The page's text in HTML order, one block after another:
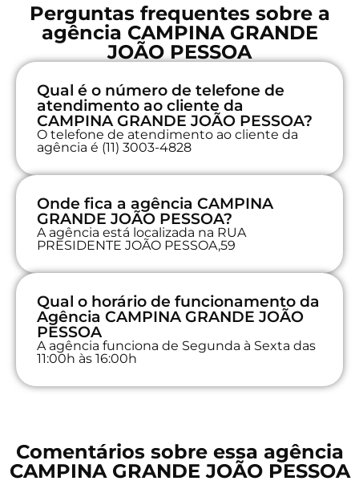
Perguntas frequentes sobre a
agência CAMPINA GRANDE
JOÃO PESSOA
Qual é o número de telefone de
atendimento ao cliente da
CAMPINA GRANDE JOÃO PESSOA?
O telefone de atendimento ao cliente da
agência é (11) 3003-4828
Onde fica a agência CAMPINA
GRANDE JOÃO PESSOA?
A agência está localizada na RUA
PRESIDENTE JOÃO PESSOA,59
Qual o horário de funcionamento da
Agência CAMPINA GRANDE JOÃO
PESSOA
A agência funciona de Segunda à Sexta das
11:00h às 16:00h
Comentários sobre essa agência
CAMPINA GRANDE JOÃO PESSOA